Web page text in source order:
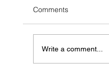
Comments
Write a comment...